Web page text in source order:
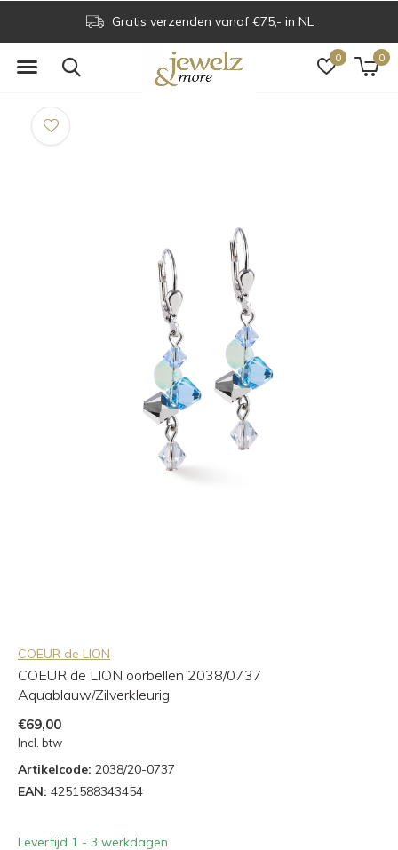
0 0
Gratis verzenden vanaf €75,- in NL
COEUR de LION
COEUR de LION oorbellen 2038/0737
Aquablauw/Zilverkleurig
€69,00
Incl. btw
Artikelcode: 2038/20-0737
EAN: 4251588343454
Levertijd 1 - 3 werkdagen